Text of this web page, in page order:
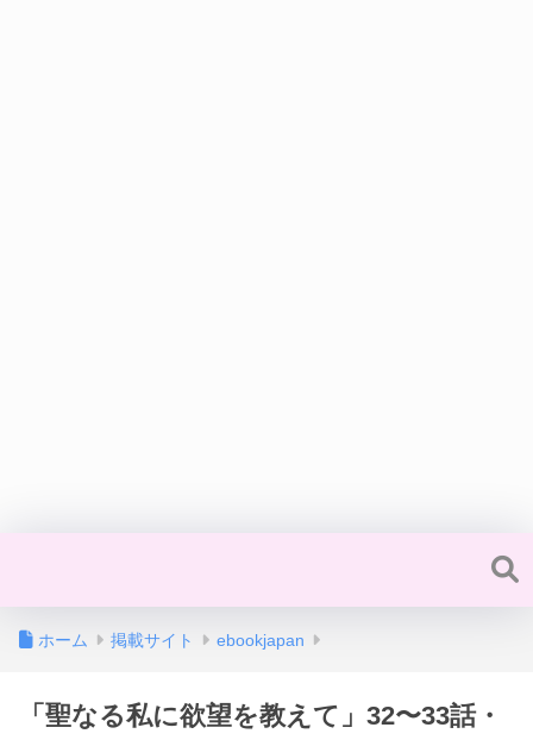
ホーム 掲載サイト ebookjapan
「聖なる私に欲望を教えて」32〜33話・